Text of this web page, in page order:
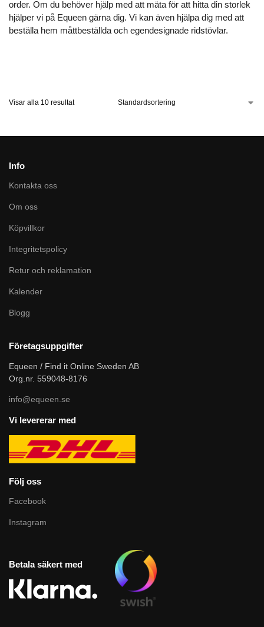
order. Om du behöver hjälp med att mäta för att hitta din storlek
hjälper vi på Equeen gärna dig. Vi kan även hjälpa dig med att
beställa hem måttbeställda och egendesignade ridstövlar.
Visar alla 10 resultat
Info
Kontakta oss
Om oss
Köpvillkor
Integritetspolicy
Retur och reklamation
Kalender
Blogg
Företagsuppgifter
Equeen / Find it Online Sweden AB
Org.nr. 559048-8176
info@equeen.se
Vi levererar med
Följ oss
Facebook
Instagram
Betala säkert med